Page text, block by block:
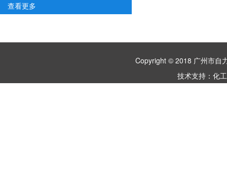
查看更多
Copyright © 2018 广州市
技术支持： 化